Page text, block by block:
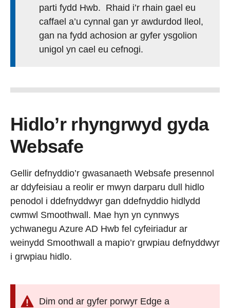
parti fydd Hwb. Rhaid i’r rhain gael eu
caffael a’u cynnal gan yr awdurdod lleol,
gan na fydd achosion ar gyfer ysgolion
unigol yn cael eu cefnogi.
Hidlo’r rhyngrwyd gyda
Websafe
Gellir defnyddio’r gwasanaeth Websafe presennol
ar ddyfeisiau a reolir er mwyn darparu dull hidlo
penodol i ddefnyddwyr gan ddefnyddio hidlydd
cwmwl Smoothwall. Mae hyn yn cynnwys
ychwanegu Azure AD Hwb fel cyfeiriadur ar
weinydd Smoothwall a mapio’r grwpiau defnyddwyr
i grwpiau hidlo.
Dim ond ar gyfer porwyr Edge a